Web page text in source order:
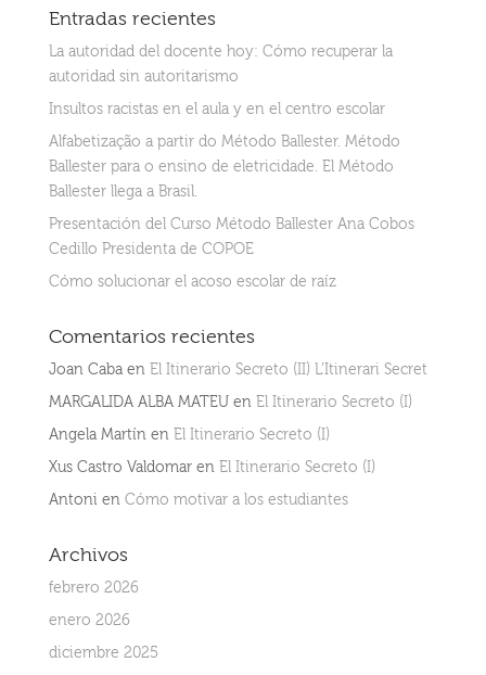
Entradas recientes
La autoridad del docente hoy: Cómo recuperar la
autoridad sin autoritarismo
Insultos racistas en el aula y en el centro escolar
Alfabetização a partir do Método Ballester. Método
Ballester para o ensino de eletricidade. El Método
Ballester llega a Brasil.
Presentación del Curso Método Ballester Ana Cobos
Cedillo Presidenta de COPOE
Cómo solucionar el acoso escolar de raíz
Comentarios recientes
Joan Cabaen El Itinerario Secreto (II) L’Itinerari Secret
MARGALIDA ALBA MATEU en El Itinerario Secreto (I)
Angela Martínen El Itinerario Secreto (I)
Xus Castro Valdomaren El Itinerario Secreto (I)
Antoni en Cómo motivar a los estudiantes
Archivos
febrero 2026
enero 2026
diciembre 2025